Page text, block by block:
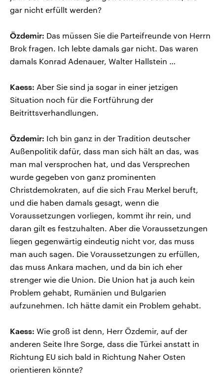
gar nicht erfüllt werden?
Özdemir: Das müssen Sie die Parteifreunde von Herrn
Brok fragen. Ich lebte damals gar nicht. Das waren
damals Konrad Adenauer, Walter Hallstein …
Kaess: Aber Sie sind ja sogar in einer jetzigen
Situation noch für die Fortführung der
Beitrittsverhandlungen.
Özdemir: Ich bin ganz in der Tradition deutscher
Außenpolitik dafür, dass man sich hält an das, was
man mal versprochen hat, und das Versprechen
wurde gegeben von ganz prominenten
Christdemokraten, auf die sich Frau Merkel beruft,
und die haben damals gesagt, wenn die
Voraussetzungen vorliegen, kommt ihr rein, und
daran gilt es festzuhalten. Aber die Voraussetzungen
liegen gegenwärtig eindeutig nicht vor, das muss
man auch sagen. Die Voraussetzungen zu erfüllen,
das muss Ankara machen, und da bin ich eher
strenger wie die Union. Die Union hat ja auch kein
Problem gehabt, Rumänien und Bulgarien
aufzunehmen. Ich hätte damit ein Problem gehabt.
Kaess: Wie groß ist denn, Herr Özdemir, auf der
anderen Seite Ihre Sorge, dass die Türkei anstatt in
Richtung EU sich bald in Richtung Naher Osten
orientieren könnte?